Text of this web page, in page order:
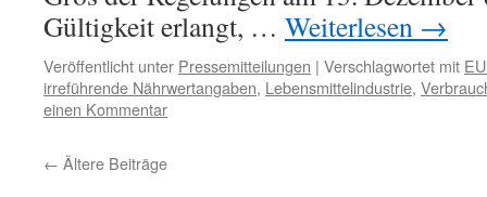
Gültigkeit erlangt, … Weiterlesen →
Veröffentlicht unter Pressemitteilungen | Verschlagwortet mit
irreführende Nährwertangaben, Lebensmittelindustrie,
einen Kommentar
← Ältere Beiträge